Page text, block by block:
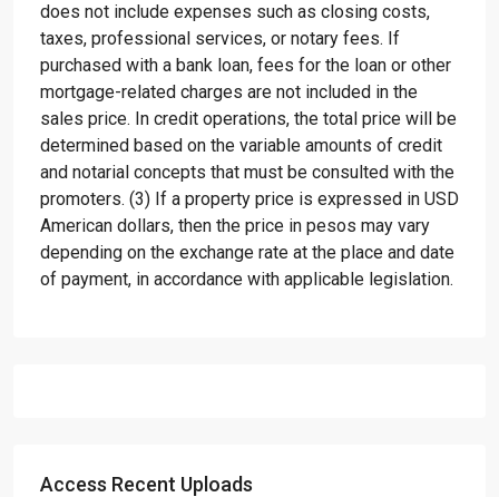
does not include expenses such as closing costs,
taxes, professional services, or notary fees. If
purchased with a bank loan, fees for the loan or other
mortgage-related charges are not included in the
sales price. In credit operations, the total price will be
determined based on the variable amounts of credit
and notarial concepts that must be consulted with the
promoters. (3) If a property price is expressed in USD
American dollars, then the price in pesos may vary
depending on the exchange rate at the place and date
of payment, in accordance with applicable legislation.
Access Recent Uploads